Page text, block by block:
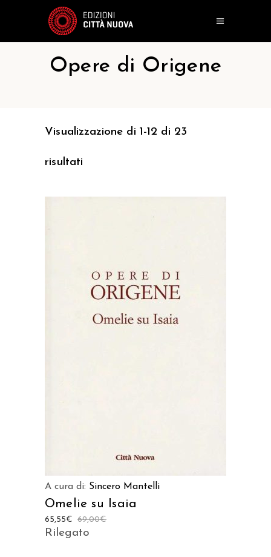
Opere di Origene
Visualizzazione di 1-12 di 23
risultati
A cura di: Sincero Mantelli
Omelie su Isaia
69,00€
65,55€
Rilegato